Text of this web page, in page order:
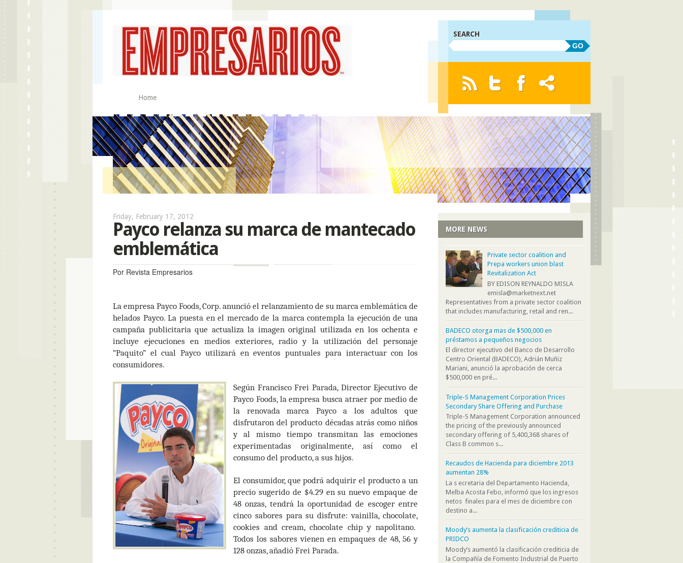
Home
SEARCH
GO
Friday, February 17, 2012
Payco relanza su marca de mantecado
emblemática
Por Revista Empresarios
La empresa Payco Foods, Corp. anunció el relanzamiento de su marca emblemática de
helados Payco. La puesta en el mercado de la marca contempla la ejecución de una
campaña publicitaria que actualiza la imagen original utilizada en los ochenta e
incluye ejecuciones en medios exteriores, radio y la utilización del personaje
“Paquito” el cual Payco utilizará en eventos puntuales para interactuar con los
consumidores.
Según Francisco Frei Parada, Director Ejecutivo de
Payco Foods, la empresa busca atraer por medio de
la renovada marca Payco a los adultos que
disfrutaron del producto décadas atrás como niños
y al mismo tiempo transmitan las emociones
experimentadas originalmente, así como el
consumo del producto, a sus hijos.
El consumidor, que podrá adquirir el producto a un
precio sugerido de $4.29 en su nuevo empaque de
48 onzas, tendrá la oportunidad de escoger entre
cinco sabores para su disfrute: vainilla, chocolate,
cookies and cream, chocolate chip y napolitano.
Todos los sabores vienen en empaques de 48, 56 y
128 onzas, añadió Frei Parada.
MORE NEWS
Private sector coalition and
Prepa workers union blast
Revitalization Act
BY EDISON REYNALDO MISLA
emisla@marketnext.net
Representatives from a private sector coalition
that includes manufacturing, retail and ren...
BADECO otorga mas de $500,000 en
préstamos a pequeños negocios
El director ejecutivo del Banco de Desarrollo
Centro Oriental (BADECO), Adrián Muñiz
Mariani, anunció la aprobación de cerca
$500,000 en pré...
Triple-S Management Corporation Prices
Secondary Share Offering and Purchase
Triple-S Management Corporation announced
the pricing of the previously announced
secondary offering of 5,400,368 shares of
Class B common s...
Recaudos de Hacienda para diciembre 2013
aumentan 28%
La s ecretaria del Departamento Hacienda,
Melba Acosta Febo, informó que los ingresos
netos finales para el mes de diciembre con
destino a...
Moody’s aumenta la clasificación crediticia de
PRIDCO
Moody’s aumentó la clasificación crediticia de
la Compañía de Fomento Industrial de Puerto